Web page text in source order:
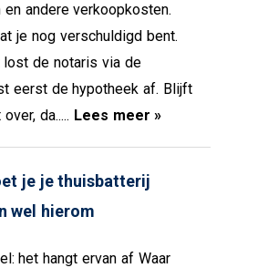
andere verkoopkosten.
je nog verschuldigd bent.
lost de notaris via de
eerst de hypotheek af. Blijft
da..... Lees meer »
je je thuisbatterij
wel hierom
het hangt ervan af Waar